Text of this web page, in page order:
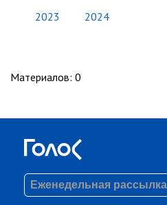
2023 2024
Материалов: 0